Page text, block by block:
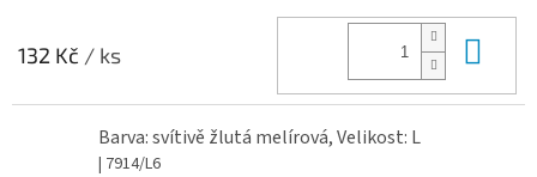
132 Kč / ks
Barva: svítivě žlutá melírová, Velikost: L
| 7914/L6